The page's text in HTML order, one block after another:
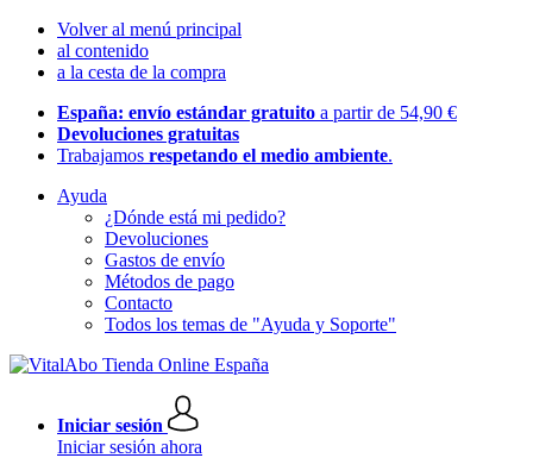
Volver al menú principal
al contenido
a la cesta de la compra
España: envío estándar gratuito a partir de 54,90 €
Devoluciones gratuitas
Trabajamos respetando el medio ambiente.
Ayuda
¿Dónde está mi pedido?
Devoluciones
Gastos de envío
Métodos de pago
Contacto
Todos los temas de "Ayuda y Soporte"
Iniciar sesión
Iniciar sesión ahora